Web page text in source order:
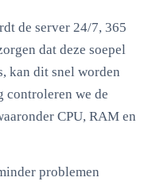
de server 24/7, 365
dat deze soepel
kan dit snel worden
controleren we de
CPU, RAM en
problemen